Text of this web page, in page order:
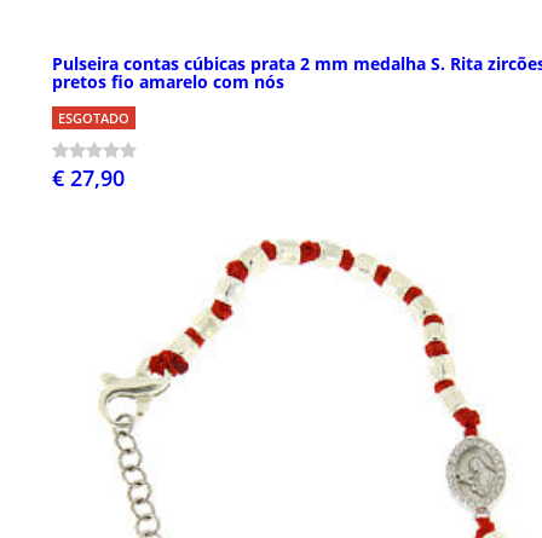
Pulseira contas cúbicas prata 2 mm medalha S. Rita
pretos fio amarelo com nós
ESGOTADO
€ 27,90